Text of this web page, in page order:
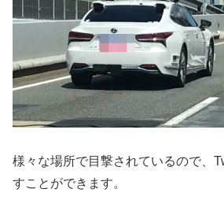
様々な場所で目撃されているので、
すことができます。